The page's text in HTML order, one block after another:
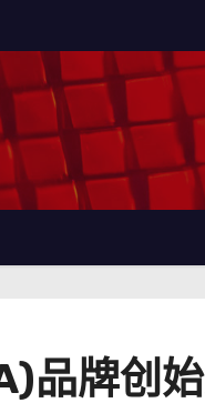
品牌创